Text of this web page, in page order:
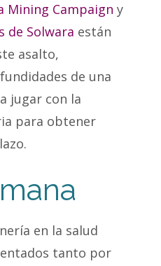
Mining Campaign y
de Solwara están
asalto,
de una
jugar con la
para obtener
en la salud
tanto por